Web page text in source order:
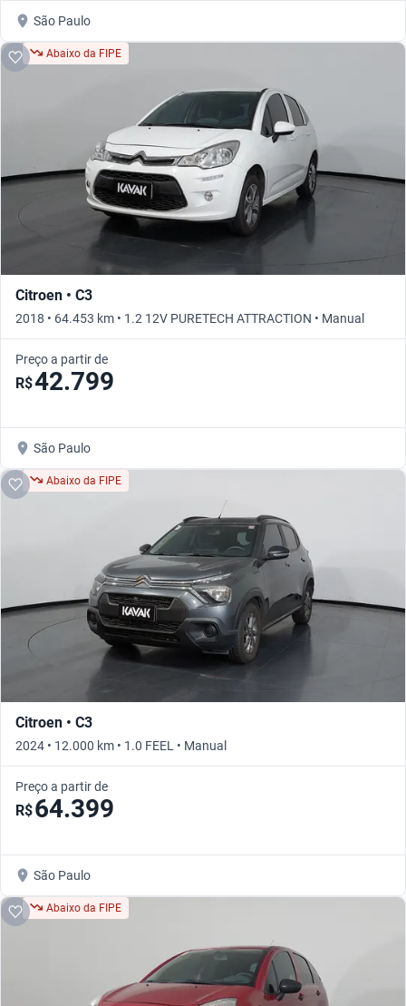
São Paulo
Abaixo da FIPE
Citroen • C3
2018 • 64.453 km • 1.2 12V PURETECH ATTRACTION • Manual
Preço a partir de
R$42.799
São Paulo
Abaixo da FIPE
Citroen • C3
2024 • 12.000 km • 1.0 FEEL • Manual
Preço a partir de
R$64.399
São Paulo
Abaixo da FIPE